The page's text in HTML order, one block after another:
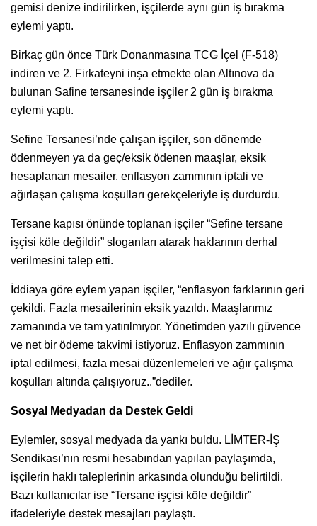
gemisi denize indirilirken, işçilerde aynı gün iş bırakma
eylemi yaptı.
Birkaç gün önce Türk Donanmasına TCG İçel (F-518)
indiren ve 2. Firkateyni inşa etmekte olan Altınova da
bulunan Safine tersanesinde işçiler 2 gün iş bırakma
eylemi yaptı.
Sefine Tersanesi’nde çalışan işçiler, son dönemde
ödenmeyen ya da geç/eksik ödenen maaşlar, eksik
hesaplanan mesailer, enflasyon zammının iptali ve
ağırlaşan çalışma koşulları gerekçeleriyle iş durdurdu.
Tersane kapısı önünde toplanan işçiler “Sefine tersane
işçisi köle değildir” sloganları atarak haklarının derhal
verilmesini talep etti.
İddiaya göre eylem yapan işçiler, “enflasyon farklarının geri
çekildi. Fazla mesailerinin eksik yazıldı. Maaşlarımız
zamanında ve tam yatırılmıyor. Yönetimden yazılı güvence
ve net bir ödeme takvimi istiyoruz. Enflasyon zammının
iptal edilmesi, fazla mesai düzenlemeleri ve ağır çalışma
koşulları altında çalışıyoruz..”dediler.
Sosyal Medyadan da Destek Geldi
Eylemler, sosyal medyada da yankı buldu. LİMTER-İŞ
Sendikası’nın resmi hesabından yapılan paylaşımda,
işçilerin haklı taleplerinin arkasında olunduğu belirtildi.
Bazı kullanıcılar ise “Tersane işçisi köle değildir”
ifadeleriyle destek mesajları paylaştı.